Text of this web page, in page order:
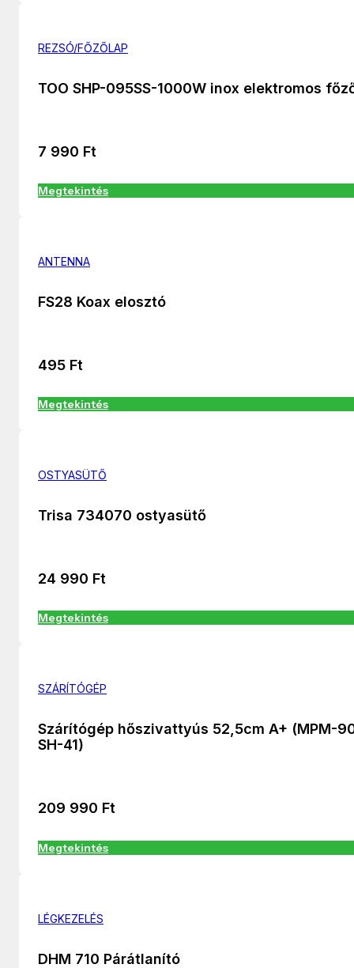
REZSÓ/FŐZŐLAP
TOO SHP-095SS-1000W inox elektromos
7 990 Ft
Megtekintés
ANTENNA
FS28 Koax elosztó
495 Ft
Megtekintés
OSTYASÜTŐ
Trisa 734070 ostyasütő
24 990 Ft
Megtekintés
SZÁRÍTÓGÉP
Szárítógép hőszivattyús 52,5cm A+ (MPM-
SH-41)
209 990 Ft
Megtekintés
LÉGKEZELÉS
DHM 710 Párátlanító